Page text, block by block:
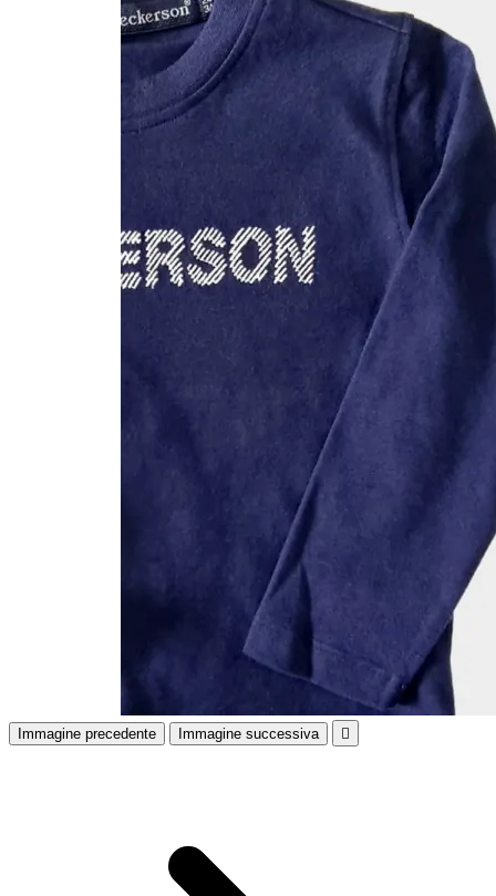
Immagine precedente Immagine successiva 